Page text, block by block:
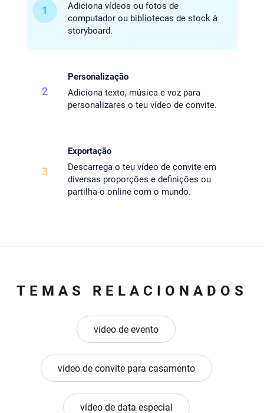
1
Adiciona vídeos ou fotos de
computador ou bibliotecas de stock à
storyboard.
2
Personalização
Adiciona texto, música e voz para
personalizares o teu vídeo de convite.
3
Exportação
Descarrega o teu vídeo de convite em
diversas proporções e definições ou
partilha-o online com o mundo.
TEMAS RELACIONADOS
vídeo de evento
vídeo de convite para casamento
vídeo de data especial